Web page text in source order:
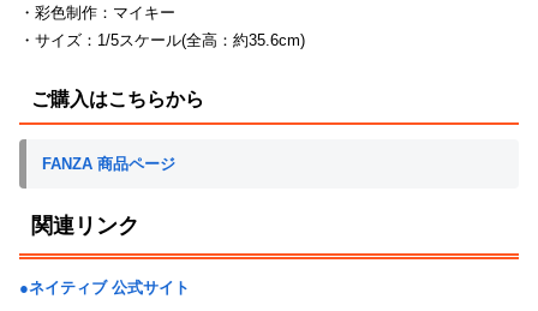
・彩色制作：マイキー
・サイズ：1/5スケール(全高：約35.6cm)
ご購入はこちらから
FANZA 商品ページ
関連リンク
●ネイティブ 公式サイト